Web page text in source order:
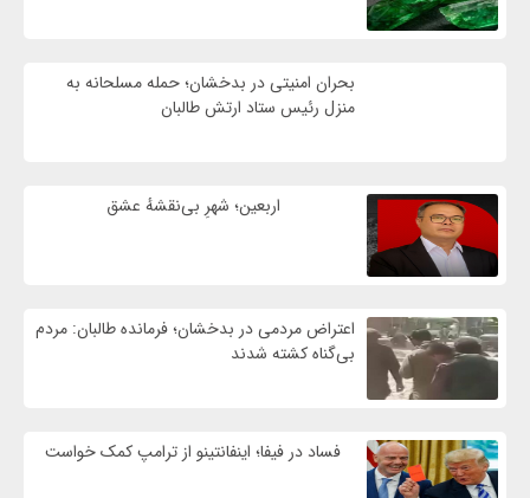
بحران امنیتی در بدخشان؛ حمله مسلحانه به
منزل رئیس ستاد ارتش طالبان
اربعین؛ شهرِ بی‌نقشهٔ عشق
اعتراض مردمی در بدخشان؛ فرمانده طالبان: مردم
بی‌گناه کشته شدند
فساد در فیفا؛ اینفانتینو از ترامپ کمک خواست